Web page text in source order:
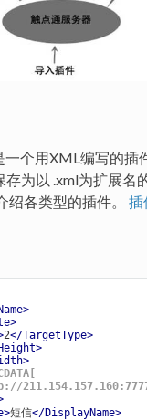
一个用XML编写的插
为以 .xml为扩展名
绍各类型的插件。 插
>
>
2</TargetType>
>
>
>短信</DisplayName>